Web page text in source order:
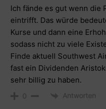
Ich fände es gut wenn die
eintrifft. Das würde
Kurse und dann eine
sodass nicht zu viele
Finde aktuell Southwest
fast ein Dividenden
sehr billig zu haben.
0 Antworten